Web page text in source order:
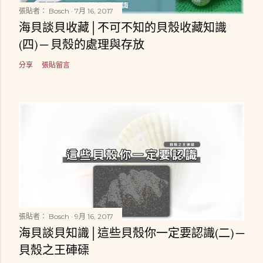
張貼者： Bosch 7月 16, 2017
海貝談貝收藏│不可不知的貝殼收藏知識
(四) ─ 貝殼的處理與存放
分享 張貼留言
張貼者： Bosch 9月 16, 2017
海貝談貝知識│這些貝殼你一定要認識(二) ─
貝殼之王硨磲